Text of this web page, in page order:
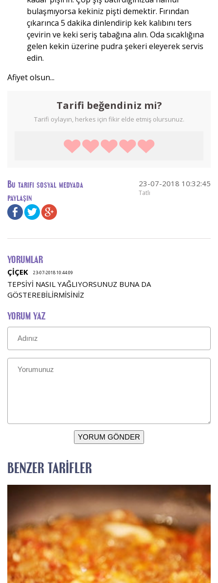
bulaşmıyorsa kekiniz pişti demektir. Fırından
çıkarınca 5 dakika dinlendirip kek kalıbını ters
çevirin ve keki seriş tabağına alın. Oda sıcaklığına
gelen kekin üzerine pudra şekeri eleyerek servis
edin.
Afiyet olsun...
Tarifi beğendiniz mi?
Tarifi oylayın, herkes için fikir elde etmiş olursunuz.
Bu tarifi sosyal medyada
paylaşın
23-07-2018 10:32:45
Tatlı
YORUMLAR
ÇİÇEK 23-07-2018 10:44:09
TEPSİYİ NASIL YAĞLIYORSUNUZ BUNA DA
GÖSTEREBİLİRMİSİNİZ
YORUM YAZ
YORUM GÖNDER
BENZER TARIFLER